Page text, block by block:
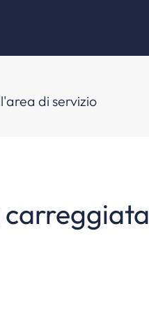
di servizio
carreggiata